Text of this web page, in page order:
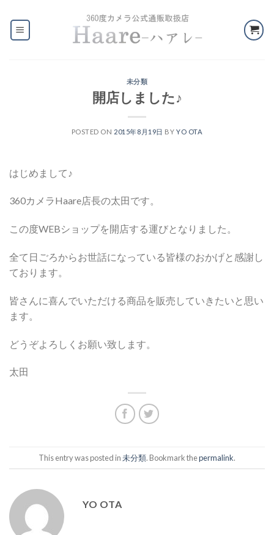
content
未分類
開店しました♪
POSTED ON 2015年8月19日 BYYO OTA
はじめまして♪
360カメラHaare店長の太田です。
この度WEBショップを開店する運びとなりました。
全て日ごろからお世話になっている皆様のおかげと感謝し
ております。
皆さんに喜んでいただける商品を販売していきたいと思い
ます。
どうぞよろしくお願い致します。
太田
This entry was posted in未分類. Bookmark thepermalink.
YO OTA